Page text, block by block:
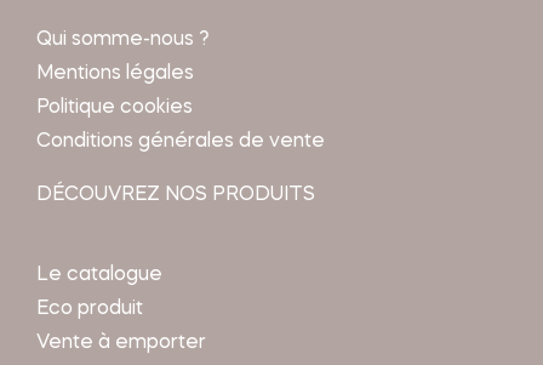
Qui somme-nous ?
Mentions légales
Politique cookies
Conditions générales de vente
DÉCOUVREZ NOS PRODUITS
Le catalogue
Eco produit
Vente à emporter